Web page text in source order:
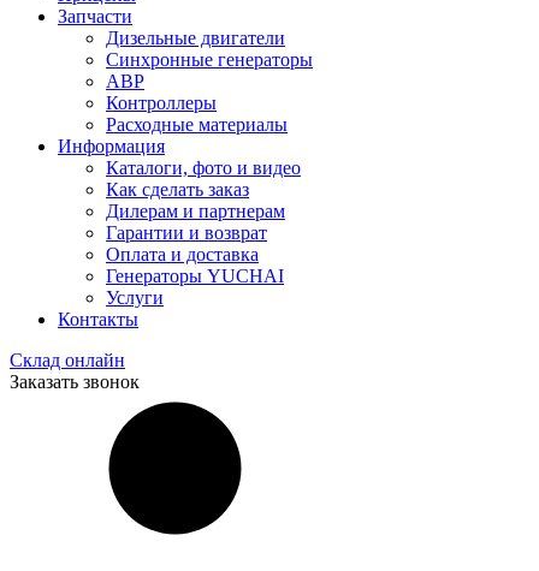
Запчасти
Дизельные двигатели
Синхронные генераторы
АВР
Контроллеры
Расходные материалы
Информация
Каталоги, фото и видео
Как сделать заказ
Дилерам и партнерам
Гарантии и возврат
Оплата и доставка
Генераторы YUCHAI
Услуги
Контакты
Склад онлайн
Заказать звонок